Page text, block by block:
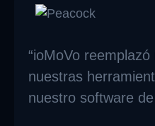
“ioMoVo
nuestras
nuestro software